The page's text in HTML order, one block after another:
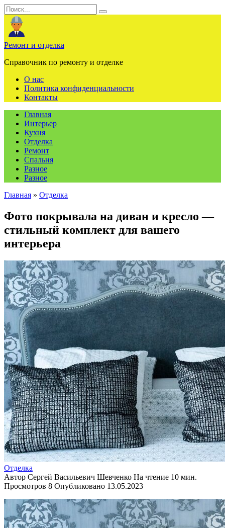
Перейти
к
содержанию
Search
for:
Ремонт и отделка
Справочник по ремонту и отделке
О нас
Политика конфиденциальности
Контакты
Главная
Интерьер
Кухня
Отделка
Ремонт
Спальня
Разное
Разное
Главная » Отделка
Фото покрывала на диван и кресло —
стильный комплект для вашего
интерьера
Отделка
Автор Сергей Васильевич Шевченко На чтение 10 мин.
Просмотров 8 Опубликовано 13.05.2023